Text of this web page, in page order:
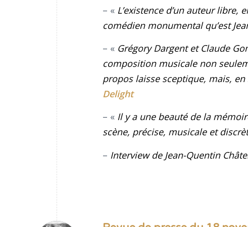
– « L’existence d’un auteur
comédien monumental qu’est
– « Grégory Dargent et Claude
composition musicale non
propos laisse sceptique, mais,
Delight
– « Il y a une beauté de la
scène, précise, musicale et
– Interview de Jean-Quentin